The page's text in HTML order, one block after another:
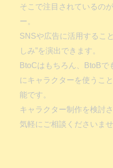
そこで注目されているの
ー。
SNSや広告に活用するこ
しみ”を演出できます。
BtoCはもちろん、BtoBで
にキャラクターを使うこ
能です。
キャラクター制作を検討
気軽にご相談くださいませ